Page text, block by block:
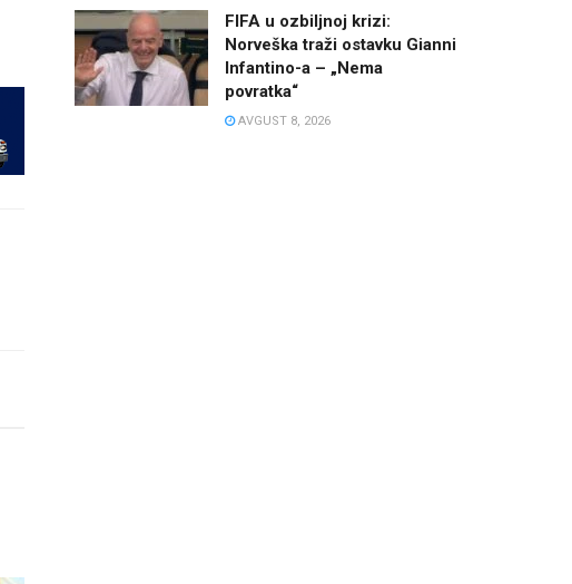
FIFA u ozbiljnoj krizi:
Norveška traži ostavku Gianni
Infantino-a – „Nema
povratka“
AVGUST 8, 2026